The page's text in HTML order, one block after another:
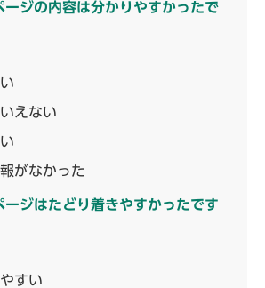
ジの内容は分かりやすかったで
えない
がなかった
ジはたどり着きやすかったです
すい